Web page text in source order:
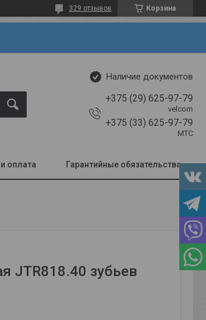
Корзина
329 отзывов
Наличие документов
+375 (29) 625-97-79
velcom
+375 (33) 625-97-79
МТС
оплата Гарантийные обязательства
JTR818.40 зубьев